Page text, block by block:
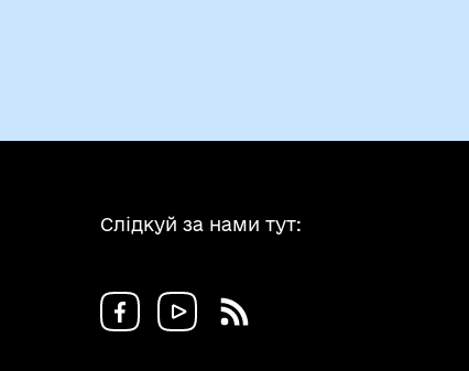
Слідкуй за нами тут: